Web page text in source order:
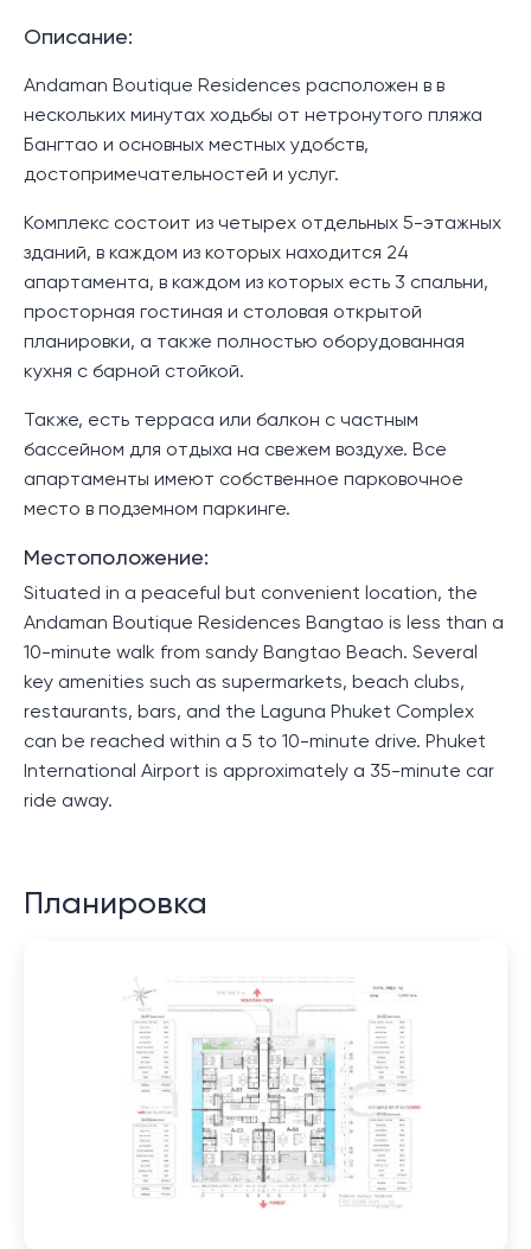
Описание:
Andaman Boutique Residences расположен в в
нескольких минутах ходьбы от нетронутого пляжа
Бангтао и основных местных удобств,
достопримечательностей и услуг.
Комплекс состоит из четырех отдельных 5-этажных
зданий, в каждом из которых находится 24
апартамента, в каждом из которых есть 3 спальни,
просторная гостиная и столовая открытой
планировки, а также полностью оборудованная
кухня с барной стойкой.
Также, есть терраса или балкон с частным
бассейном для отдыха на свежем воздухе. Все
апартаменты имеют собственное парковочное
место в подземном паркинге.
Местоположение:
Situated in a peaceful but convenient location, the
Andaman Boutique Residences Bangtao is less than a
10-minute walk from sandy Bangtao Beach. Several
key amenities such as supermarkets, beach clubs,
restaurants, bars, and the Laguna Phuket Complex
can be reached within a 5 to 10-minute drive. Phuket
International Airport is approximately a 35-minute car
ride away.
Планировка